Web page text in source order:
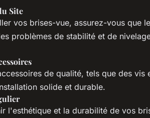
Site
vos brises-vue, assurez-vous que
problèmes de stabilité et de
de qualité, tels que des vis
solide et durable.
l'esthétique et la durabilité de vos